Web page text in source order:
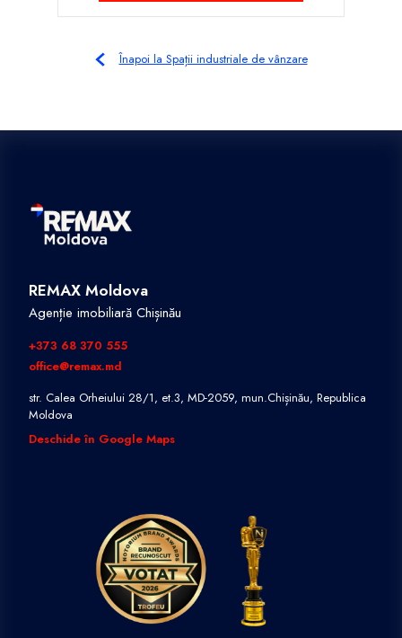
Înapoi la Spații industriale de vânzare
REMAX Moldova
Agenție imobiliară Chișinău
+373 68 370 555
office@remax.md
str. Calea Orheiului 28/1, et.3, MD-2059, mun.Chișinău, Republica
Moldova
Deschide în Google Maps